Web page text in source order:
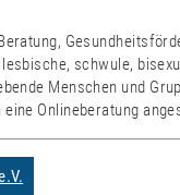
schwule,
Menschen und
Onlineberatung